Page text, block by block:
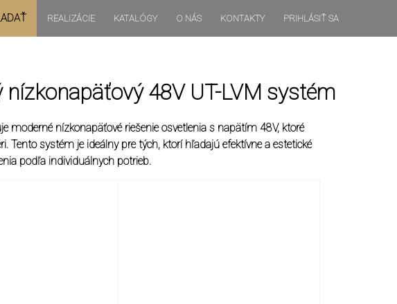
REALIZÁCIE KATALÓGY O NÁS KONTAKTY PRIHLÁSIŤ SA
48V UT-LVM systém
moderné nízkonapäťové riešenie osvetlenia s napätím 48V, ktoré
Tento systém je ideálny pre tých, ktorí hľadajú efektívne a estetické
podľa individuálnych potrieb.